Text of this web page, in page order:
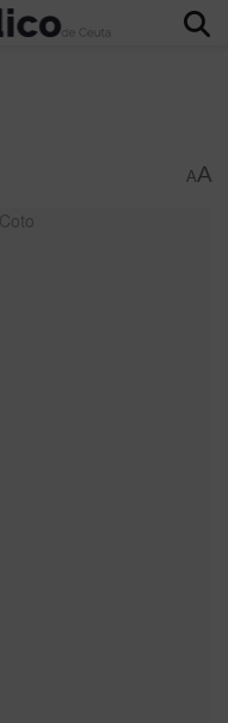
AA